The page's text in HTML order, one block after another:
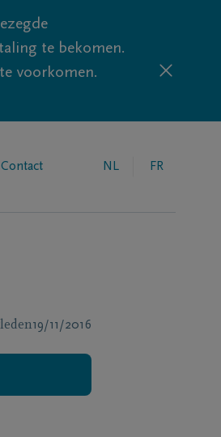
te bekomen.
voorkomen.
Contact NL FR
19/11/2016